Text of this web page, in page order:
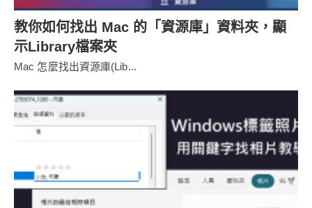
教你如何找出 Mac 的「資源庫」資料夾，顯
示Library檔案夾
Mac 怎麼找出資源庫(Lib...